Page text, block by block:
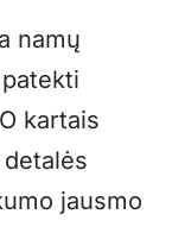
namų
kartais
jausmo